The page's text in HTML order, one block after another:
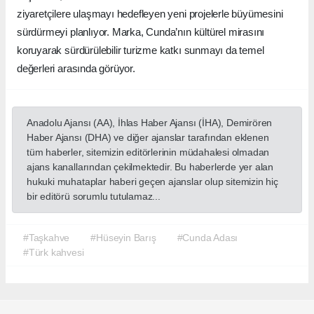
ziyaretçilere ulaşmayı hedefleyen yeni projelerle büyümesini
sürdürmeyi planlıyor. Marka, Cunda’nın kültürel mirasını
koruyarak sürdürülebilir turizme katkı sunmayı da temel
değerleri arasında görüyor.
Anadolu Ajansı (AA), İhlas Haber Ajansı (İHA), Demirören
Haber Ajansı (DHA) ve diğer ajanslar tarafından eklenen
tüm haberler, sitemizin editörlerinin müdahalesi olmadan
ajans kanallarından çekilmektedir. Bu haberlerde yer alan
hukuki muhataplar haberi geçen ajanslar olup sitemizin hiç
bir editörü sorumlu tutulamaz...
#Taşkahve #Hüseyin Barış
#Cunda Adası
#Türk kahvesi